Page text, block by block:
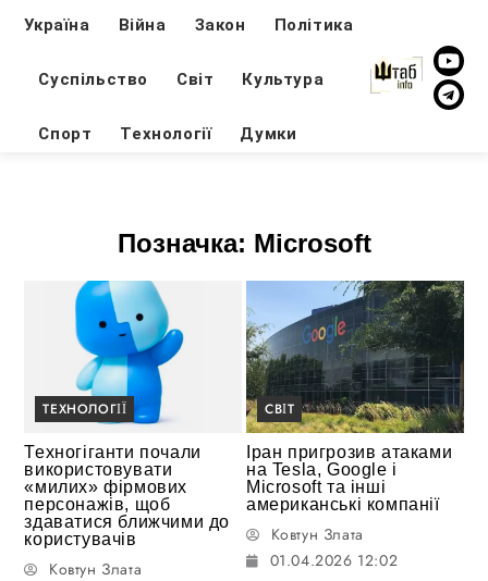
Україна Війна Закон Політика
Суспільство Світ Культура
Спорт Технології Думки
Позначка: Microsoft
ТЕХНОЛОГІЇ
Техногіганти почали
використовувати
«милих» фірмових
персонажів, щоб
здаватися ближчими до
користувачів
Ковтун Злата
СВІТ
Іран пригрозив атаками
на Tesla, Google і
Microsoft та інші
американські компанії
Ковтун Злата
01.04.2026 12:02